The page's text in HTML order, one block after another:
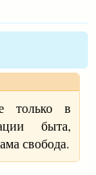
только в
быта,
свобода.